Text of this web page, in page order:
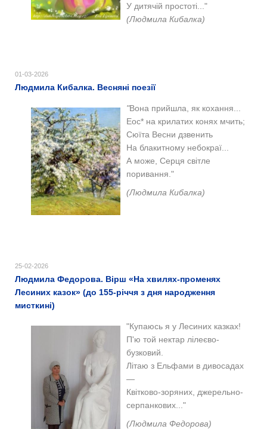
У дитячій простоті..."
(Людмила Кибалка)
01-03-2026
Людмила Кибалка. Весняні поезії
"Вона прийшла, як кохання...
Еос* на крилатих конях мчить;
Сюїта Весни дзвенить
На блакитному небокраї...
А може, Серця світле
поривання."
(Людмила Кибалка)
25-02-2026
Людмила Федорова. Вірш «На хвилях-променях
Лесиних казок» (до 155-річчя з дня народження
мисткині)
"Купаюсь я у Лесиних казках!
П'ю той нектар лілеєво-
бузковий.
Літаю з Ельфами в дивосадах
—
Квітково-зоряних, джерельно-
серпанкових..."
(Людмила Федорова)